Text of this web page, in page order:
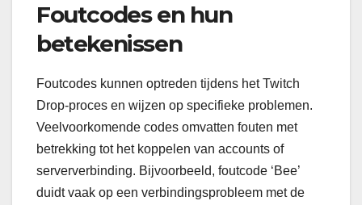
Foutcodes en hun
betekenissen
Foutcodes kunnen optreden tijdens het Twitch
Drop-proces en wijzen op specifieke problemen.
Veelvoorkomende codes omvatten fouten met
betrekking tot het koppelen van accounts of
serververbinding. Bijvoorbeeld, foutcode ‘Bee’
duidt vaak op een verbindingsprobleem met de